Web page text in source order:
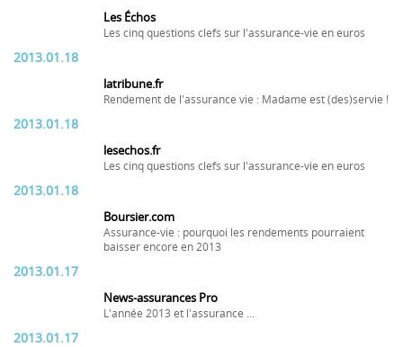
Les Échos
Les cinq questions clefs sur l'assurance-vie en euros
2013.01.18
latribune.fr
Rendement de l'assurance vie : Madame est (des)servie !
2013.01.18
lesechos.fr
Les cinq questions clefs sur l'assurance-vie en euros
2013.01.18
Boursier.com
Assurance-vie : pourquoi les rendements pourraient
baisser encore en 2013
2013.01.17
News-assurances Pro
L'année 2013 et l'assurance ...
2013.01.17